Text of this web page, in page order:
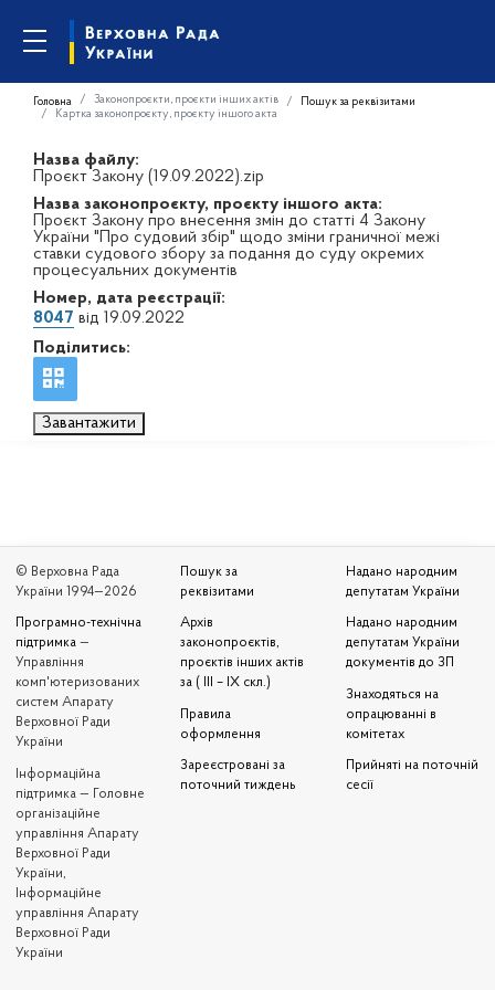
Головна Законопроєкти, проєкти інших актів
Пошук за реквізитами
Картка законопроєкту, проєкту іншого акта
Назва файлу:
Проєкт Закону (19.09.2022).zip
Назва законопроєкту, проєкту іншого акта:
Проєкт Закону про внесення змін до статті 4 Закону
України "Про судовий збір" щодо зміни граничної межі
ставки судового збору за подання до суду окремих
процесуальних документів
Номер, дата реєстрації:
8047 від 19.09.2022
Поділитись:
Завантажити
© Верховна Рада
України 1994—2026
Програмно-технічна
підтримка —
Управління
комп'ютеризованих
систем Апарату
Верховної Ради
України
Iнформаційна
підтримка — Головне
організаційне
управління Апарату
Верховної Ради
України,
Інформаційне
управління Апарату
Верховної Ради
України
Пошук за
реквізитами
Архів
законопроєктів,
проєктів інших актів
за ( III – IX скл.)
Правила
оформлення
Зареєстровані за
поточний тиждень
Надано народним
депутатам України
Надано народним
депутатам України
документів до ЗП
Знаходяться на
опрацюванні в
комітетах
Прийняті на поточній
сесії